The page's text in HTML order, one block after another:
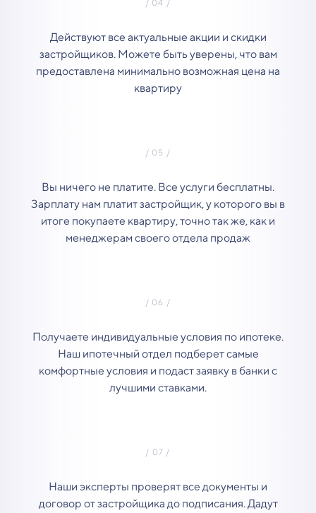
Действуют все актуальные акции и скидки
застройщиков. Можете быть уверены, что вам
предоставлена минимально возможная цена на
квартиру
Вы ничего не платите. Все услуги бесплатны.
Зарплату нам платит застройщик, у которого вы в
итоге покупаете квартиру, точно так же, как и
менеджерам своего отдела продаж
Получаете индивидуальные условия по ипотеке.
Наш ипотечный отдел подберет самые
комфортные условия и подаст заявку в банки с
лучшими ставками.
Наши эксперты проверят все документы и
договор от застройщика до подписания. Дадут